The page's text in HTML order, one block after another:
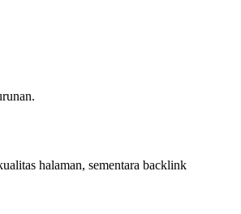
halaman, sementara backlink